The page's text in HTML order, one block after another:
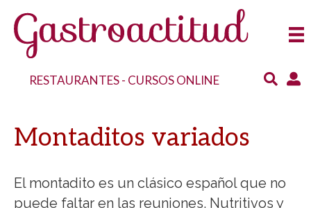
RESTAURANTES- CURSOS ONLINE
Montaditos variados
El montadito es un clásico español que no
puede faltar en las reuniones. Nutritivos y